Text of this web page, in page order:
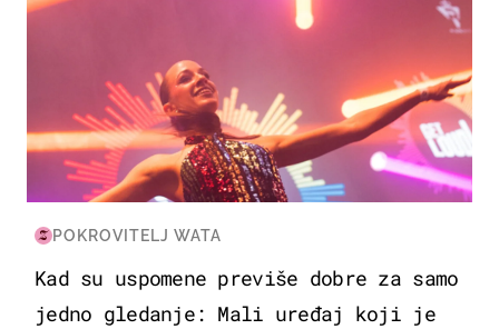
POKROVITELJ WATA
Kad su uspomene previše dobre za samo
jedno gledanje: Mali uređaj koji je